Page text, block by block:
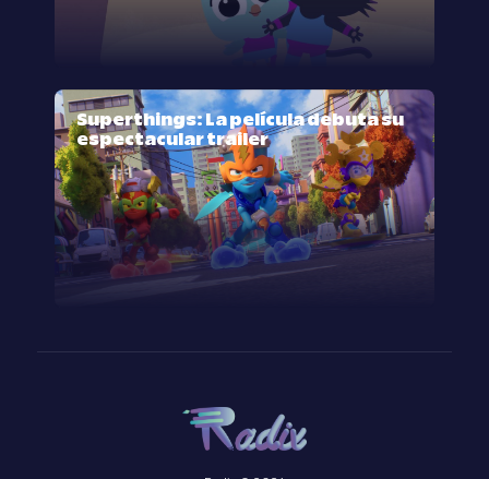
Superthings: La película debuta su
espectacular trailer